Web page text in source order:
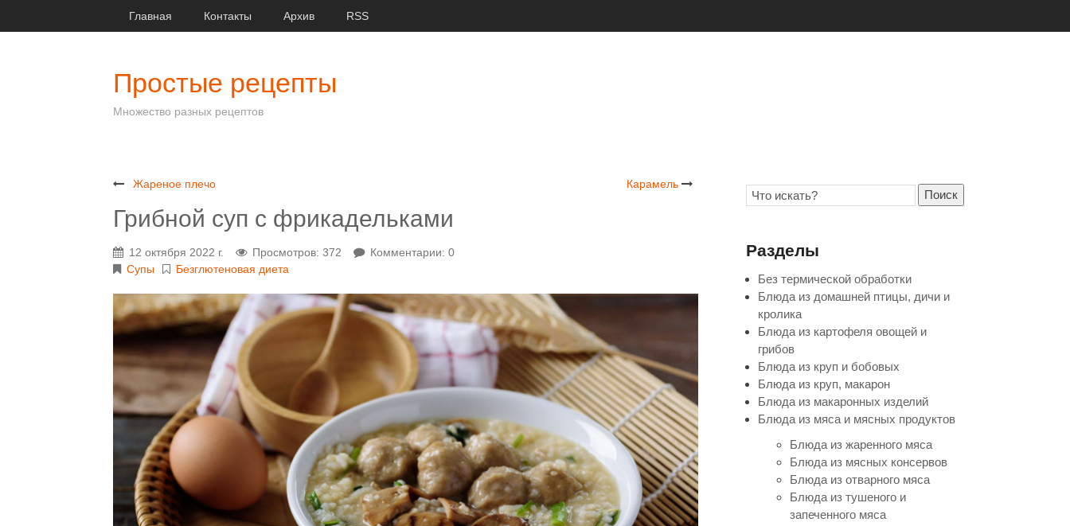
Главная Контакты Архив RSS
Простые рецепты
Множество разных рецептов
Жареное плечо Карамель
Грибной суп с фрикадельками
12 октября 2022 г. Просмотров: 372
Комментарии: 0
Супы
Безглютеновая диета
Поиск
Разделы
Без термической обработки
Блюда из домашней птицы, дичи и
кролика
Блюда из картофеля овощей и
грибов
Блюда из круп и бобовых
Блюда из круп, макарон
Блюда из макаронных изделий
Блюда из мяса и мясных продуктов
Блюда из жаренного мяса
Блюда из мясных консервов
Блюда из отварного мяса
Блюда из тушеного и
запеченного мяса